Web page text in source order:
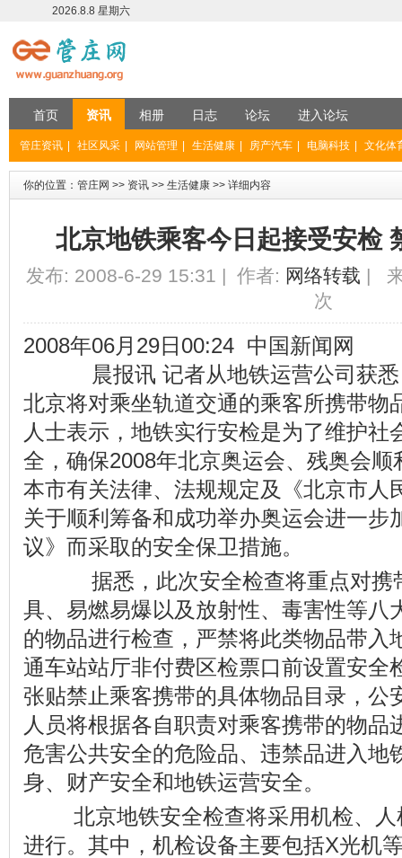
2026.8.8 星期六
首页 资讯 相册 日志 论坛 进入论坛
管庄资讯 社区风采 网站管理 生活健康 房产汽车 电脑科技 文化体
你的位置： 管庄网 >> 资讯 >> 生活健康 >> 详细内容
北京地铁乘客今日起接受安检
发布: 2008-6-29 15:31 | 作者: 网络转载 |
次
2008年06月29日00:24 中国新闻网
晨报讯 记者从地铁运营公司获悉
北京将对乘坐轨道交通的乘客所携带物
人士表示，地铁实行安检是为了维护社
全，确保2008年北京奥运会、残奥会
本市有关法律、法规规定及《北京市人
关于顺利筹备和成功举办奥运会进一步
议》而采取的安全保卫措施。
据悉，此次安全检查将重点对携
具、易燃易爆以及放射性、毒害性等八
的物品进行检查，严禁将此类物品带入
通车站站厅非付费区检票口前设置安全
张贴禁止乘客携带的具体物品目录，公
人员将根据各自职责对乘客携带的物品
危害公共安全的危险品、违禁品进入地
身、财产安全和地铁运营安全。
北京地铁安全检查将采用机检、人
进行。其中，机检设备主要包括X光机